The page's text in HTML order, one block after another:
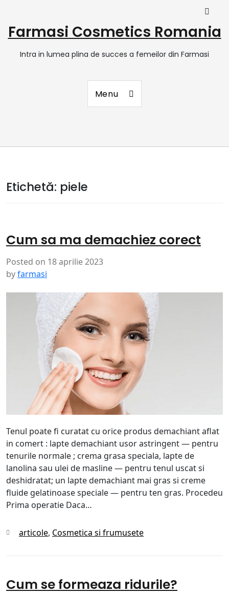
Farmasi Cosmetics Romania
Intra in lumea plina de succes a femeilor din Farmasi
Menu
Etichetă: piele
Cum sa ma demachiez corect
Posted on 18 aprilie 2023
byfarmasi
Tenul poate fi curatat cu orice produs demachiant aflat
in comert : lapte demachiant usor astringent — pentru
tenurile normale ; crema grasa speciala, lapte de
lanolina sau ulei de masline — pentru tenul uscat si
deshidratat; un lapte demachiant mai gras si creme
fluide gelatinoase speciale — pentru ten gras. Procedeu
Prima operatie Daca…
Categories
articole, Cosmetica si frumusete
Cum se formeaza ridurile?